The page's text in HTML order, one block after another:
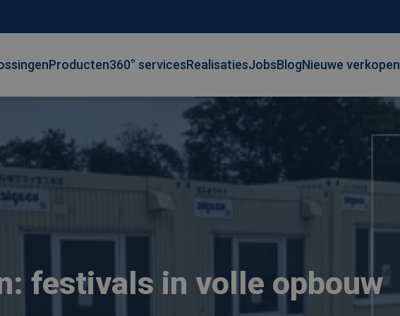
Producten360° servicesRealisatiesJobsBlogNieuwe verkopen
festivals in volle opbouw